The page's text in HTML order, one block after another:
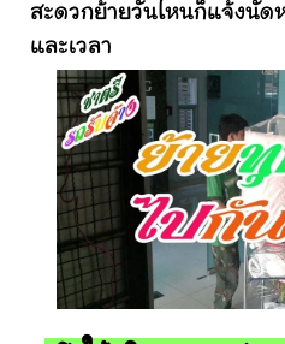
สะดวกย้ายวันไหนก็แจ้งนัด
และเวลา